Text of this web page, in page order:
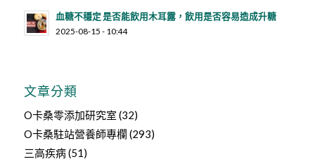
血糖不穩定 是否能飲用木耳露，飲用是否容易造成升糖
2025-08-15 - 10:44
文章分類
O卡桑零添加研究室 (32)
O卡桑駐站營養師專欄 (293)
三高疾病(51)